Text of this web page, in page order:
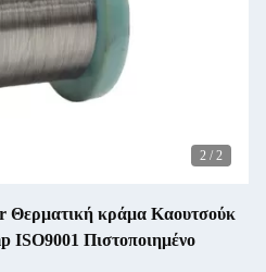
2 / 2
Θερματική κράμα Καουτσούκ
ISO9001 Πιστοποιημένο